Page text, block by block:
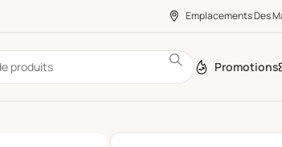
Emplacements Des
Promotions